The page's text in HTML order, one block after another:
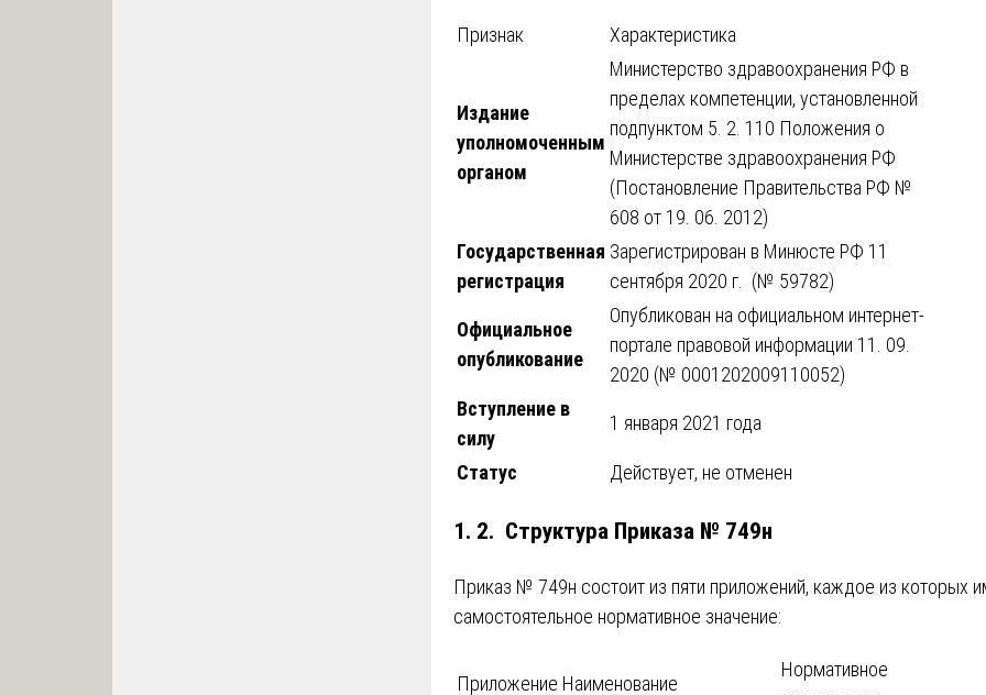
Признак Характеристика
Издание
уполномоченным
органом
Министерство здравоохранения РФ в
пределах компетенции, установленной
подпунктом 5. 2. 110 Положения о
Министерстве здравоохранения РФ
(Постановление Правительства РФ №
608 от 19. 06. 2012)
Государственная
регистрация
Зарегистрирован в Минюсте РФ 11
сентября 2020 г. (№ 59782)
Официальное
опубликование
Опубликован на официальном интернет-
портале правовой информации 11. 09.
2020 (№ 0001202009110052)
Вступление в
силу
1 января 2021 года
Статус Действует, не отменен
1. 2. Структура Приказа № 749н
Приказ № 749н состоит из пяти приложений, каждое из которых
самостоятельное нормативное значение:
Приложение Наименование
Нормативное